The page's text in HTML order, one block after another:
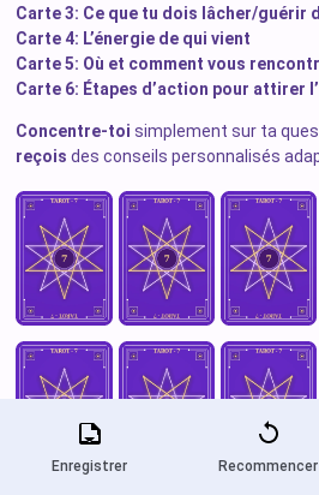
Enregistrer Recommencer
Carte 3: Ce que tu dois lâcher/guérir
Carte 4: L’énergie de qui vient
Carte 5: Où et comment vous
Carte 6: Étapes d’action pour attirer
Concentre-toi simplement sur ta
reçois des conseils personnalisés